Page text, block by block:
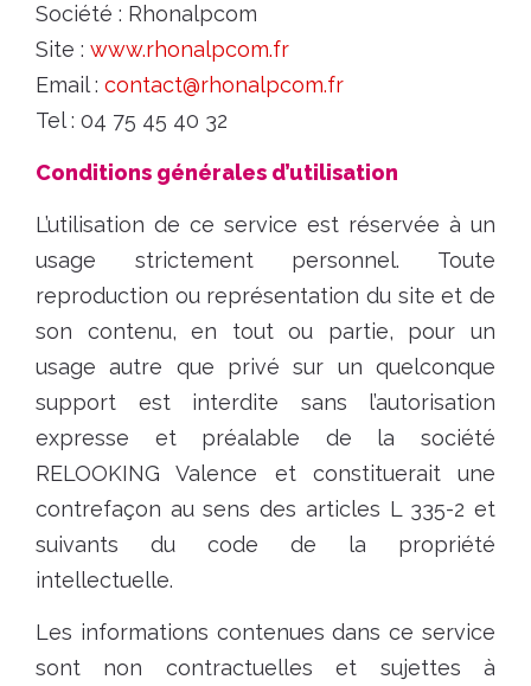
Société : Rhonalpcom
Site : www.rhonalpcom.fr
Email : contact@rhonalpcom.fr
Tel : 04 75 45 40 32
Conditions générales d’utilisation
L’utilisation de ce service est réservée à un
usage strictement personnel. Toute
reproduction ou représentation du site et de
son contenu, en tout ou partie, pour un
usage autre que privé sur un quelconque
support est interdite sans l’autorisation
expresse et préalable de la société
RELOOKING Valence et constituerait une
contrefaçon au sens des articles L 335-2 et
suivants du code de la propriété
intellectuelle.
Les informations contenues dans ce service
sont non contractuelles et sujettes à